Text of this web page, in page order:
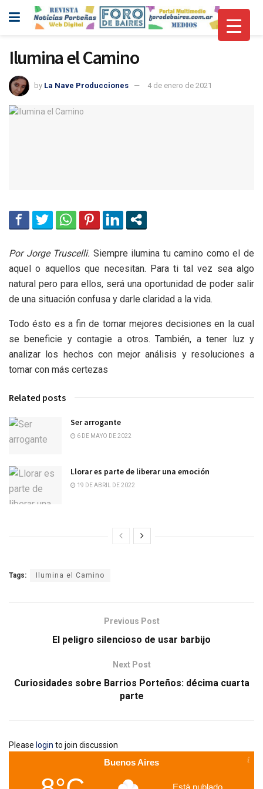
Ilumina el Camino
by La Nave Producciones 4 de enero de 2021
Por Jorge Truscelli. Siempre ilumina tu camino como el de
aquel o aquellos que necesitan. Para ti tal vez sea algo
natural pero para ellos, será una oportunidad de poder salir
de una situación confusa y darle claridad a la vida.
Todo ésto es a fin de tomar mejores decisiones en la cual
se beneficie y contagie a otros. También, a tener luz y
analizar los hechos con mejor análisis y resoluciones a
tomar con más certezas
Related posts
Ser arrogante
6 DE MAYO DE 2022
Llorar es parte de liberar una emoción
19 DE ABRIL DE 2022
Tags: Ilumina el Camino
Previous Post
El peligro silencioso de usar barbijo
Next Post
Curiosidades sobre Barrios Porteños: décima cuarta
parte
Please login to join discussion
Buenos Aires